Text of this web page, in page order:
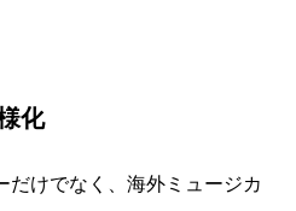
化
だけでなく、海外ミュージカ